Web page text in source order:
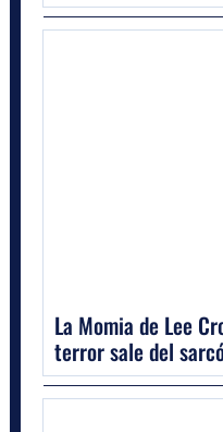
La Momia de Lee
terror sale del